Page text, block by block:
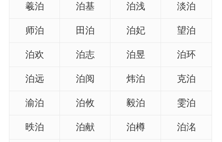
羲泊 泊基 泊浅 淡泊
师泊 田泊 泊妃 望泊
泊欢 泊志 泊昱 泊环
泊远 泊阅 炜泊 克泊
渝泊 泊攸 毅泊 雯泊
昳泊 泊献 泊樽 泊洺